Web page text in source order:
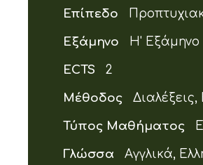
Επίπεδο
Εξάμηνο Η' Εξάμηνο
ECTS 2
Μέθοδος
Τύπος Μαθήματος
Γλώσσα Αγγλικά,